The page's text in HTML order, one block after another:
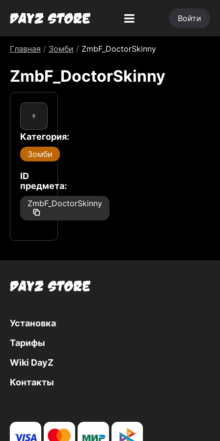
Войти
Главная / Зомби / ZmbF_DoctorSkinny
ZmbF_DoctorSkinny
Категория:
Зомби
ID
предмета:
ZmbF_DoctorSkinny
Установка
Тарифы
Wiki DayZ
Контакты